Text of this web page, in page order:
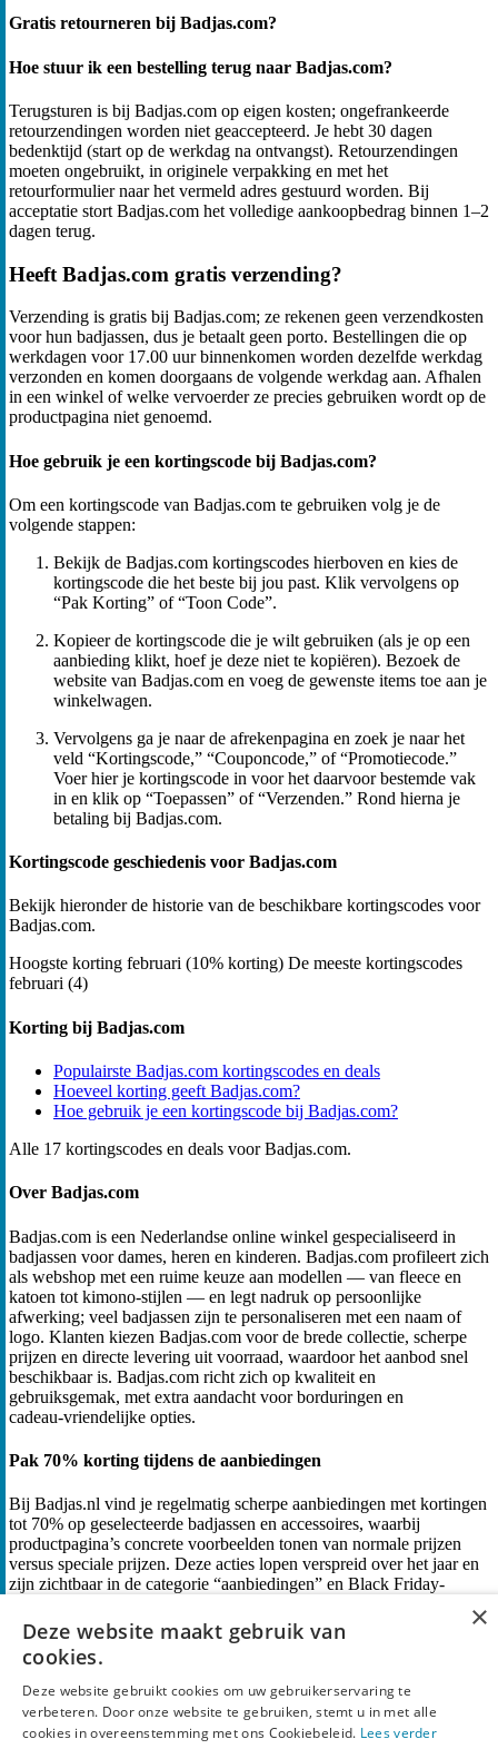
Gratis retourneren bij Badjas.com?
Hoe stuur ik een bestelling terug naar Badjas.com?
Terugsturen is bij Badjas.com op eigen kosten; ongefrankeerde
retourzendingen worden niet geaccepteerd. Je hebt 30 dagen
bedenktijd (start op de werkdag na ontvangst). Retourzendingen
moeten ongebruikt, in originele verpakking en met het
retourformulier naar het vermeld adres gestuurd worden. Bij
acceptatie stort Badjas.com het volledige aankoopbedrag binnen 1–2
dagen terug.
Heeft Badjas.com gratis verzending?
Verzending is gratis bij Badjas.com; ze rekenen geen verzendkosten
voor hun badjassen, dus je betaalt geen porto. Bestellingen die op
werkdagen voor 17.00 uur binnenkomen worden dezelfde werkdag
verzonden en komen doorgaans de volgende werkdag aan. Afhalen
in een winkel of welke vervoerder ze precies gebruiken wordt op de
productpagina niet genoemd.
Hoe gebruik je een kortingscode bij Badjas.com?
Om een kortingscode van Badjas.com te gebruiken volg je de
volgende stappen:
Bekijk de Badjas.com kortingscodes hierboven en kies de
kortingscode die het beste bij jou past. Klik vervolgens op
“Pak Korting” of “Toon Code”.
Kopieer de kortingscode die je wilt gebruiken (als je op een
aanbieding klikt, hoef je deze niet te kopiëren). Bezoek de
website van Badjas.com en voeg de gewenste items toe aan je
winkelwagen.
Vervolgens ga je naar de afrekenpagina en zoek je naar het
veld “Kortingscode,” “Couponcode,” of “Promotiecode.”
Voer hier je kortingscode in voor het daarvoor bestemde vak
in en klik op “Toepassen” of “Verzenden.” Rond hierna je
betaling bij Badjas.com.
Kortingscode geschiedenis voor Badjas.com
Bekijk hieronder de historie van de beschikbare kortingscodes voor
Badjas.com.
Hoogste korting februari (10% korting) De meeste kortingscodes
februari (4)
Korting bij Badjas.com
Populairste Badjas.com kortingscodes en deals
Hoeveel korting geeft Badjas.com?
Hoe gebruik je een kortingscode bij Badjas.com?
Alle 17 kortingscodes en deals voor Badjas.com.
Over Badjas.com
Badjas.com is een Nederlandse online winkel gespecialiseerd in
badjassen voor dames, heren en kinderen. Badjas.com profileert zich
als webshop met een ruime keuze aan modellen — van fleece en
katoen tot kimono‑stijlen — en legt nadruk op persoonlijke
afwerking; veel badjassen zijn te personaliseren met een naam of
logo. Klanten kiezen Badjas.com voor de brede collectie, scherpe
prijzen en directe levering uit voorraad, waardoor het aanbod snel
beschikbaar is. Badjas.com richt zich op kwaliteit en
gebruiksgemak, met extra aandacht voor borduringen en
cadeau‑vriendelijke opties.
Pak 70% korting tijdens de aanbiedingen
Bij Badjas.nl vind je regelmatig scherpe aanbiedingen met kortingen
tot 70% op geselecteerde badjassen en accessoires, waarbij
productpagina’s concrete voorbeelden tonen van normale prijzen
versus speciale prijzen. Deze acties lopen verspreid over het jaar en
zijn zichtbaar in de categorie “aanbiedingen” en Black Friday-
geselecteerde modellen en merken.
Profiteer van gratis verzending
Badjas.nl biedt gratis verzending binnen Nederland voor
bestellingen volgens de aangegeven verzendvoorwaarden; op
×
Deze website maakt gebruik van
cookies.
Deze website gebruikt cookies om uw gebruikerservaring te
verbeteren. Door onze website te gebruiken, stemt u in met alle
cookies in overeenstemming met ons Cookiebeleid. Lees verder